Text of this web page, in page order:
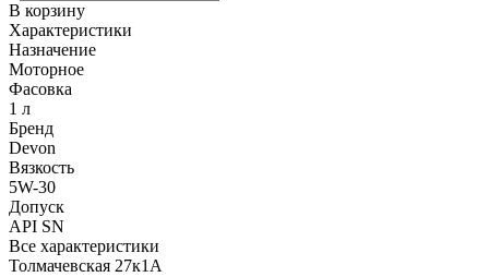
В корзину
Характеристики
Назначение
Моторное
Фасовка
1 л
Бренд
Devon
Вязкость
5W-30
Допуск
API SN
Все характеристики
Толмачевская 27к1А